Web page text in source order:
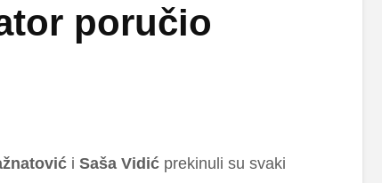
poručio
i Saša Vidić prekinuli su svaki